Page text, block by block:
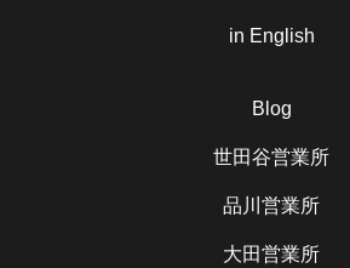
in English
Blog
世田谷営業所
品川営業所
大田営業所